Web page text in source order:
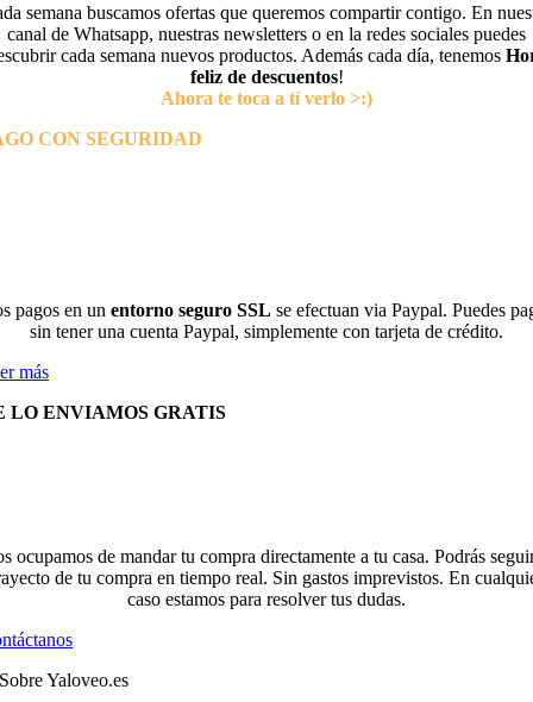
semana buscamos ofertas que queremos compartir contigo. En
canal de Whatsapp, nuestras newsletters o en la redes sociales puedes
cada semana nuevos productos. Además cada día, tenemos
feliz de descuentos!
Ahora te toca a tí verlo >:)
CON SEGURIDAD
pagos en un entorno seguro SSL se efectuan via Paypal. Puedes
sin tener una cuenta Paypal, simplemente con tarjeta de crédito.
más
LO ENVIAMOS GRATIS
ocupamos de mandar tu compra directamente a tu casa. Podrás
de tu compra en tiempo real. Sin gastos imprevistos. En
caso estamos para resolver tus dudas.
Sobre Yaloveo.es